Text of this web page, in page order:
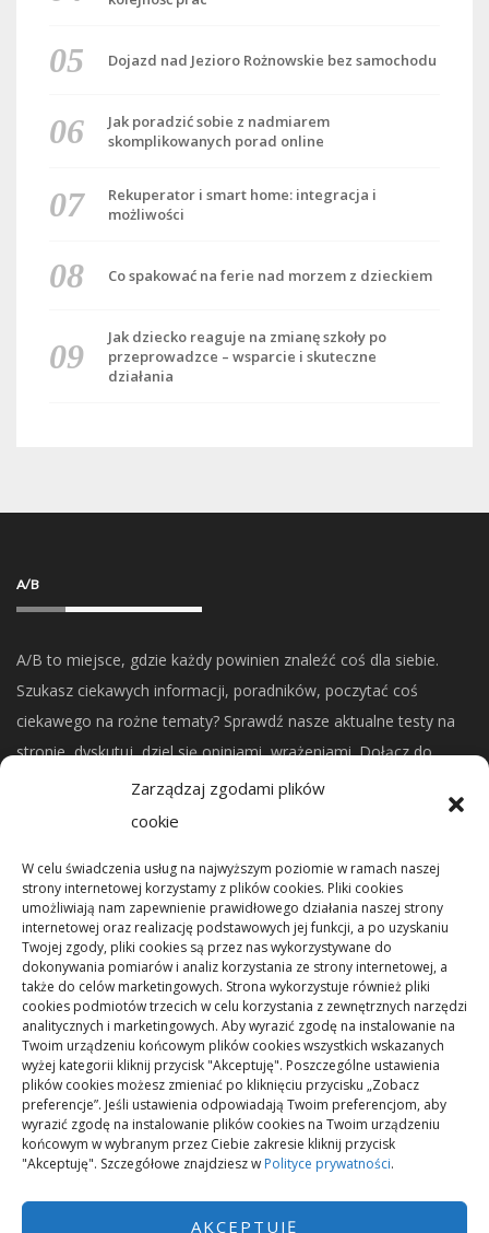
Zarządzaj zgodami plików
cookie
W celu świadczenia usług na najwyższym poziomie w ramach naszej
strony internetowej korzystamy z plików cookies. Pliki cookies
umożliwiają nam zapewnienie prawidłowego działania naszej strony
internetowej oraz realizację podstawowych jej funkcji, a po uzyskaniu
Twojej zgody, pliki cookies są przez nas wykorzystywane do
dokonywania pomiarów i analiz korzystania ze strony internetowej, a
także do celów marketingowych. Strona wykorzystuje również pliki
cookies podmiotów trzecich w celu korzystania z zewnętrznych narzędzi
analitycznych i marketingowych. Aby wyrazić zgodę na instalowanie na
Twoim urządzeniu końcowym plików cookies wszystkich wskazanych
wyżej kategorii kliknij przycisk "Akceptuję". Poszczególne ustawienia
plików cookies możesz zmieniać po kliknięciu przycisku „Zobacz
preferencje”. Jeśli ustawienia odpowiadają Twoim preferencjom, aby
wyrazić zgodę na instalowanie plików cookies na Twoim urządzeniu
końcowym w wybranym przez Ciebie zakresie kliknij przycisk
"Akceptuję". Szczegółowe znajdziesz w Polityce prywatności.
AKCEPTUJĘ
Dojazd nad Jezioro Rożnowskie bez samochodu
Jak poradzić sobie z nadmiarem
skomplikowanych porad online
Rekuperator i smart home: integracja i
możliwości
Co spakować na ferie nad morzem z dzieckiem
Jak dziecko reaguje na zmianę szkoły po
przeprowadzce – wsparcie i skuteczne
działania
A/B
A/B to miejsce, gdzie każdy powinien znaleźć coś dla siebie.
Szukasz ciekawych informacji, poradników, poczytać coś
ciekawego na rożne tematy? Sprawdź nasze aktualne testy na
stronie, dyskutuj, dziel się opiniami, wrażeniami. Dołącz do
naszej społeczności.
Mikrorachunek podatkowy: przelewy i księgowanie
Podstawowe rodzaje śrub – przegląd najważniejszych
typów
Pielęgnacja podłogi po remoncie: jak wydłużyć dobry
efekt
Remont podłogi przed przeprowadzką: kolejność prac